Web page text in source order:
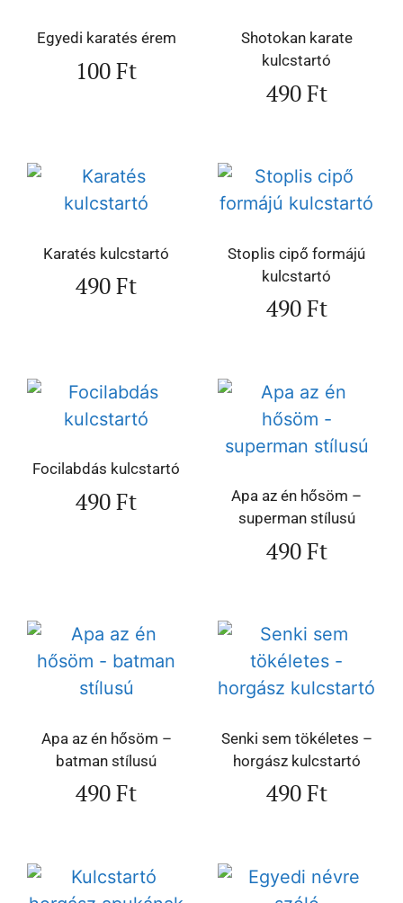
Egyedi karatés érem
100Ft
Shotokan karate
kulcstartó
490Ft
Karatés kulcstartó
490Ft
Stoplis cipő formájú
kulcstartó
490Ft
Focilabdás kulcstartó
490Ft
Apa az én hősöm –
superman stílusú
490Ft
Apa az én hősöm –
batman stílusú
490Ft
Senki sem tökéletes –
horgász kulcstartó
490Ft